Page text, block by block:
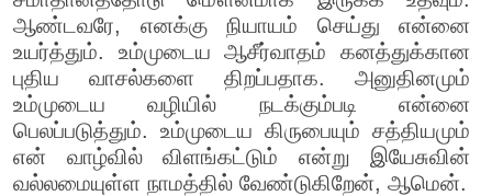
ஆண்டவரே, எனக்கு நியாயம் செய்து என்னை
உயர்த்தும். உம்முடைய ஆசீர்வாதம் கனத்துக்கான
புதிய வாசல்களை திறப்பதாக. அனுதினமும்
உம்முடைய வழியில் நடக்கும்படி என்னை
பெலப்படுத்தும். உம்முடைய கிருபையும் சத்தியமும்
என் வாழ்வில் விளங்கட்டும் என்று இயேசுவின்
வல்லமையுள்ள நாமத்தில் வேண்டுகிறேன், ஆமென்.